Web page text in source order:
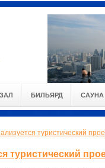
БИЛЬЯРД САУНА
туристический
туристический